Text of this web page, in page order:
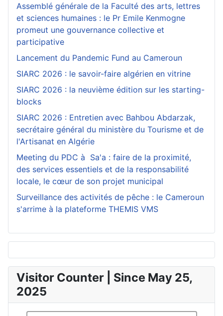
Assemblé générale de la Faculté des arts, lettres
et sciences humaines : le Pr Emile Kenmogne
promeut une gouvernance collective et
participative
Lancement du Pandemic Fund au Cameroun
SIARC 2026 : le savoir-faire algérien en vitrine
SIARC 2026 : la neuvième édition sur les starting-
blocks
SIARC 2026 : Entretien avec Bahbou Abdarzak,
secrétaire général du ministère du Tourisme et de
l'Artisanat en Algérie
Meeting du PDC à Sa'a : faire de la proximité,
des services essentiels et de la responsabilité
locale, le cœur de son projet municipal
Surveillance des activités de pêche : le Cameroun
s'arrime à la plateforme THEMIS VMS
Visitor Counter | Since May 25,
2025